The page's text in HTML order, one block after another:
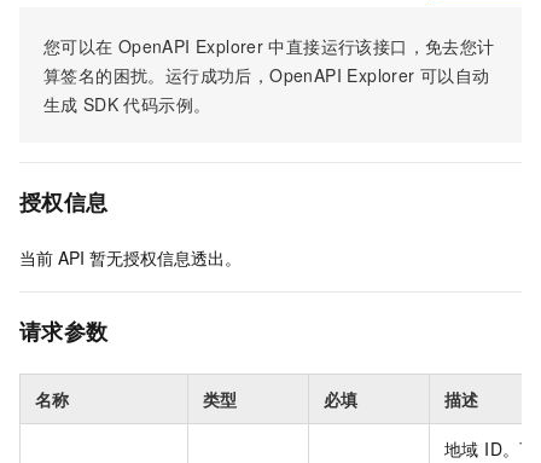
您可以在 OpenAPI Explorer 中直接运行该接口，免去您计
算签名的困扰。运行成功后，OpenAPI Explorer 可以自动
生成 SDK 代码示例。
授权信息
当前 API 暂无授权信息透出。
请求参数
名称 类型 必填 描述
地域 ID。